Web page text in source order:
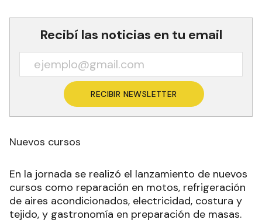
Recibí las noticias en tu email
RECIBIR NEWSLETTER
Nuevos cursos
En la jornada se realizó el lanzamiento de nuevos
cursos como reparación en motos, refrigeración
de aires acondicionados, electricidad, costura y
tejido, y gastronomía en preparación de masas.